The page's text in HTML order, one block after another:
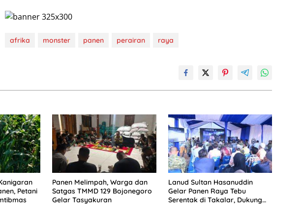
afrika monster panen perairan raya
Petani
Panen Melimpah, Warga dan
Satgas TMMD 129 Bojonegoro
Gelar Tasyakuran
Lanud Sultan Hasanuddin
Gelar Panen Raya Tebu
Serentak di Takalar, Dukung